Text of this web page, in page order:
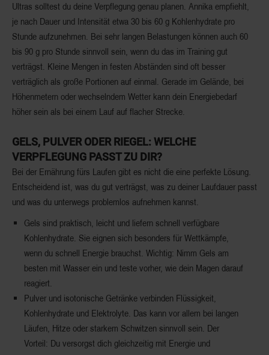
Ultras solltest du deine Verpflegung genau planen. Annika empfiehlt,
je nach Dauer und Intensität etwa 30 bis 60 g Kohlenhydrate pro
Stunde aufzunehmen. Bei sehr langen Belastungen können auch 60
bis 90 g pro Stunde sinnvoll sein, wenn du das im Training gut
verträgst. Kleine Mengen in festen Abständen sind oft besser
verträglich als große Portionen auf einmal. Gerade im Gelände, bei
Höhenmetern oder wechselndem Wetter kann dein Energiebedarf
höher sein als bei einem Lauf auf flacher Strecke.
GELS, PULVER ODER RIEGEL: WELCHE
VERPFLEGUNG PASST ZU DIR?
Bei der Ernährung fürs Laufen gibt es nicht die eine perfekte Lösung.
Entscheidend ist, was du gut verträgst, was zu deiner Laufdauer passt
und was du unterwegs problemlos aufnehmen kannst.
Gels sind praktisch, leicht und liefern schnell verfügbare
Kohlenhydrate. Sie eignen sich besonders für Wettkämpfe,
wenn du schnell Energie brauchst. Wichtig: Nimm Gels am
besten mit Wasser ein und teste vorher, wie dein Magen darauf
reagiert.
Pulver und isotonische Getränke verbinden Flüssigkeit,
Kohlenhydrate und Elektrolyte. Das kann vor allem bei langen
Läufen, Hitze oder starkem Schwitzen sinnvoll sein. Der
Vorteil: Du versorgst dich gleichzeitig mit Energie und